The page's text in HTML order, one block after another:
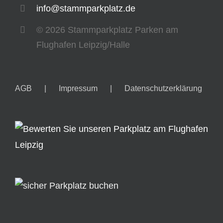
info@stammparkplatz.de
© 2026 Stammparkplatz Parken am
Flughafen Leipzig/Halle
AGB Impressum Datenschutzerklärung